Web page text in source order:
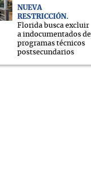
NUEVA
RESTRICCIÓN
Florida busca excluir
a indocumentados de
programas técnicos
postsecundarios